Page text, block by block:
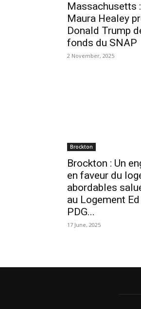
Massachusetts
Maura Healey
Donald Trump
fonds du SNAP
2 November, 2025
Brockton
Brockton : Un
en faveur du
abordables
au Logement
PDG...
17 June, 2025